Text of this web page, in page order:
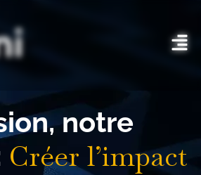
notre
Créer l’impact